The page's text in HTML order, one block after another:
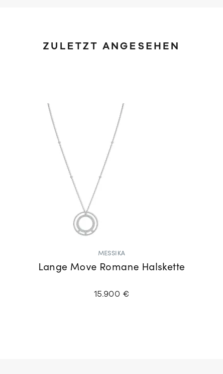
ZULETZT ANGESEHEN
MESSIKA
Lange Move Romane Halskette
15.900 €